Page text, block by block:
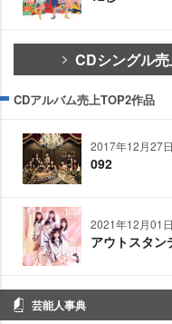
CDシングル
CDアルバム売上TOP2作品
2017年12月27
092
2021年12月01
アウトスタン
芸能人事典